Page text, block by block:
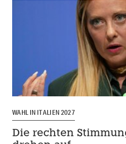
WAHL IN ITALIEN 2027
Die rechten